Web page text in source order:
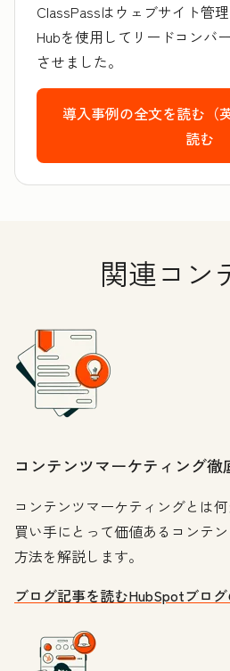
ClassPassはウェブサイト管
Hubを使用してリードコンバ
させました。
導入事例の全文を読む（
読む
関連コン
コンテンツマーケティング徹
コンテンツマーケティングとは
買い手にとって価値あるコンテ
方法を解説します。
ブログ記事を読むHubSpotブロ